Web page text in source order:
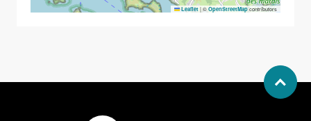
Leaflet |© OpenStreetMapcontributors